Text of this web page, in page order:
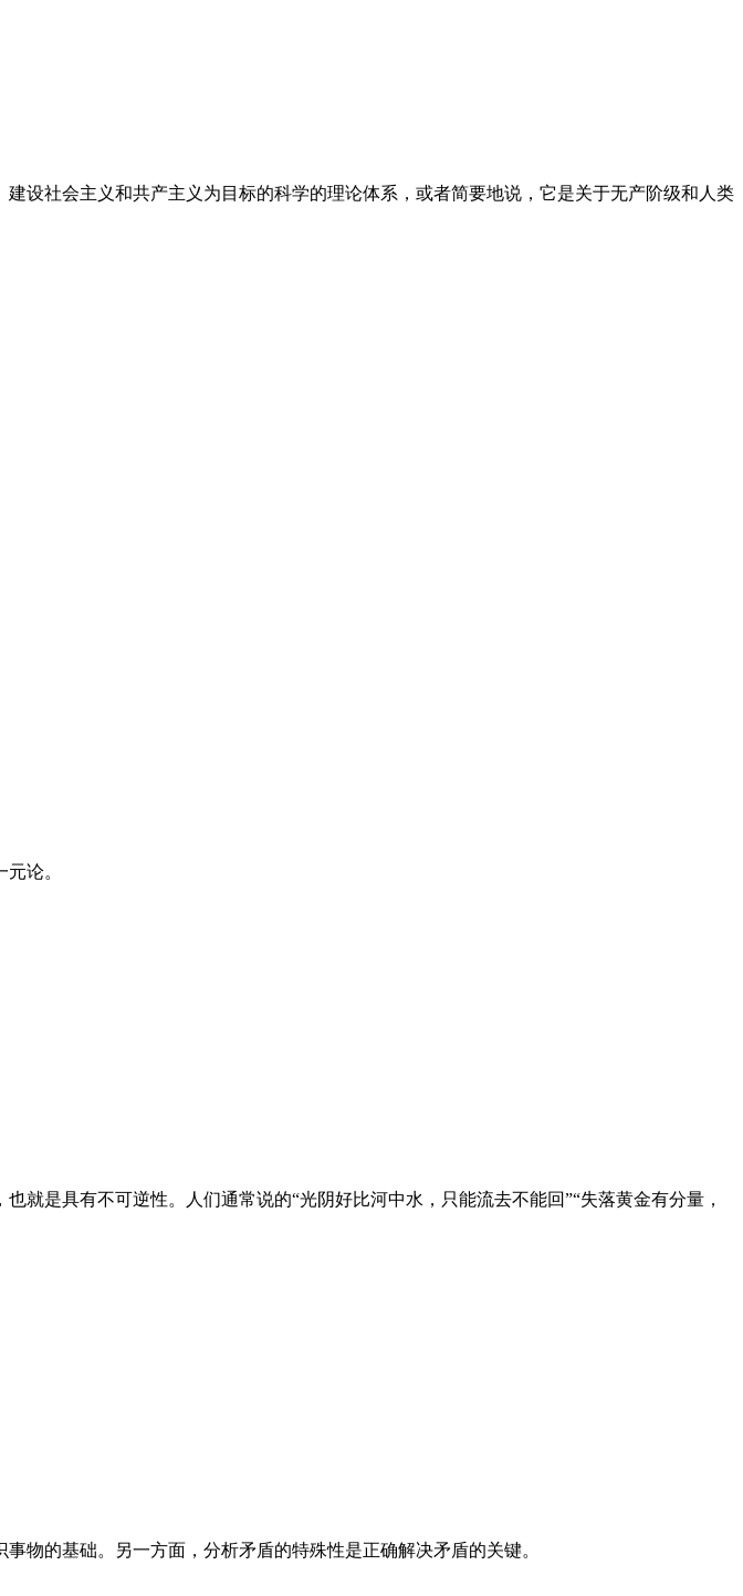
设社会主义和共产主义为目标的科学的理论体系，或者简要地说，它是关于无产阶级和人类
论。
就是具有不可逆性。人们通常说的“光阴好比河中水，只能流去不能回”“失落黄金有分量，
物的基础。另一方面，分析矛盾的特殊性是正确解决矛盾的关键。